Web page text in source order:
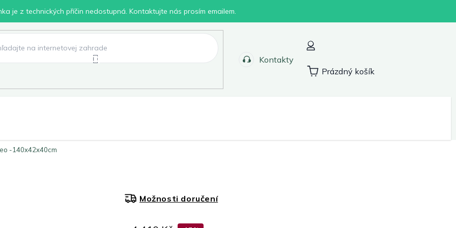
je z technických příčin nedostupná. Kontaktujte nás prosím emailem.
Kontakty
Nákupní
Prázdný košík
-140x42x40cm
Možnosti doručení